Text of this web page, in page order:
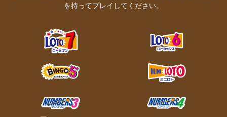
を持ってプレイしてください。